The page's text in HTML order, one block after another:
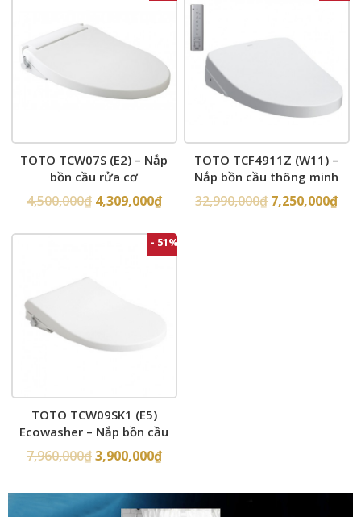
TOTO TCW07S (E2) – Nắp
bồn cầu rửa cơ
4,500,000₫ 4,309,000₫
TOTO TCF4911Z (W11) –
Nắp bồn cầu thông minh
32,990,000₫ 7,250,000₫
- 51%
TOTO TCW09SK1 (E5)
Ecowasher – Nắp bồn cầu
rửa cơ
7,960,000₫3,900,000₫